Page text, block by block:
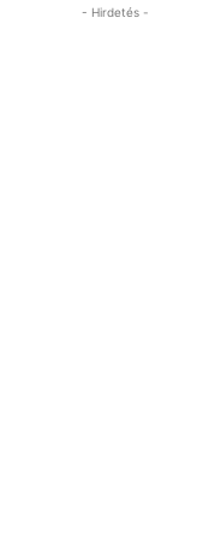
- Hirdetés -